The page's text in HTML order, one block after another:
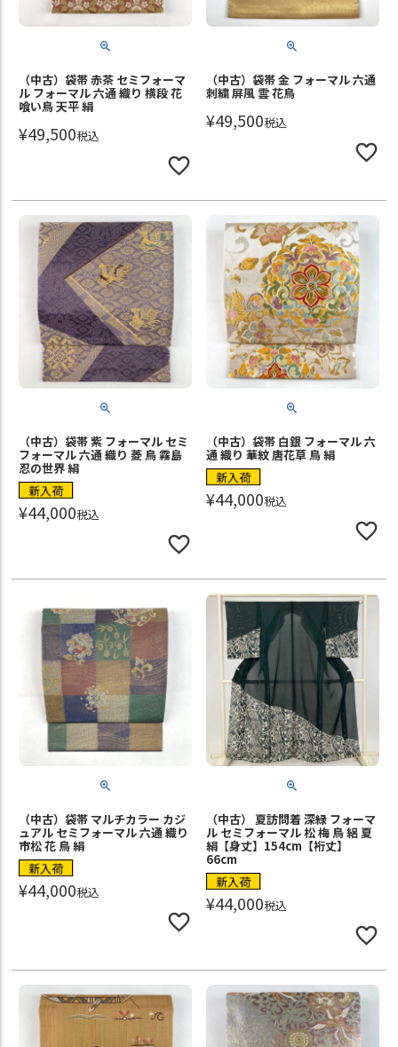
（中古）袋帯 赤茶 セミフォーマ
ル フォーマル 六通 織り 横段 花
喰い鳥 天平 絹
¥49,500税込
（中古）袋帯 金 フォーマル 六通
刺繍 屏風 雲 花鳥
¥49,500税込
（中古）袋帯 紫 フォーマル セミ
フォーマル 六通 織り 菱 鳥 霧島
忍の世界 絹
新入荷
¥44,000税込
（中古）袋帯 白銀 フォーマル 六
通 織り 華紋 唐花草 鳥 絹
新入荷
¥44,000税込
（中古）袋帯 マルチカラー カジ
ュアル セミフォーマル 六通 織り
市松 花 鳥 絹
新入荷
¥44,000税込
（中古） 夏訪問着 深緑 フォーマ
ル セミフォーマル 松 梅 鳥 絽 夏
絹【身丈】154cm【裄丈】
66cm
新入荷
¥44,000税込